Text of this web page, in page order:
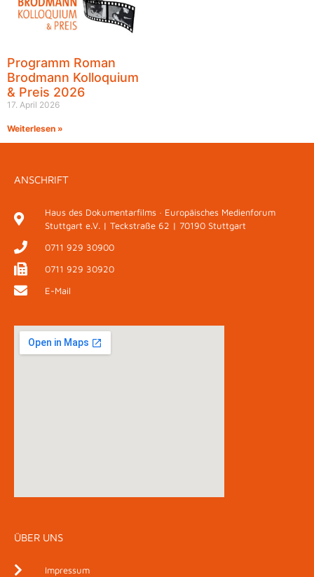
Programm Roman
Brodmann Kolloquium
& Preis 2026
17. April 2026
Weiterlesen »
ANSCHRIFT
Haus des Dokumentarfilms · Europäisches Medienforum
Stuttgart e.V. | Teckstraße 62 | 70190 Stuttgart
0711 929 30900
0711 929 30920
E-Mail
ÜBER UNS
Impressum